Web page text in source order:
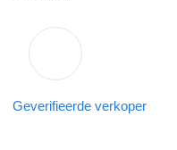
Geverifieerde verkoper